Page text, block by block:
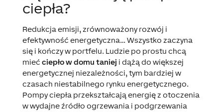
ciepła?
Redukcja emisji, zrównoważony rozwój i
efektywność energetyczna… Wszystko zaczyna
się i kończy w portfelu. Ludzie po prostu chcą
mieć ciepło w domu taniej i dążą do większej
energetycznej niezależności, tym bardziej w
czasach niestabilnego rynku energetycznego.
Pompy ciepła przekształcają energię z otoczenia
w wydajne źródło ogrzewania i podgrzewania